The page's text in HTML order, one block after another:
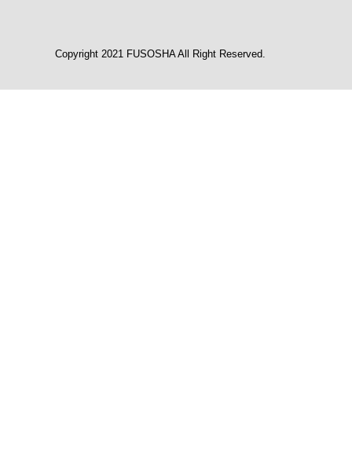
Copyright 2021 FUSOSHA All Right Reserved.